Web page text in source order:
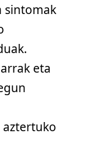
sintomak
eta